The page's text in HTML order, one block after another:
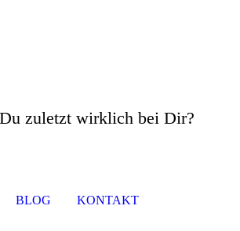
zuletzt wirklich bei Dir?
BLOG KONTAKT